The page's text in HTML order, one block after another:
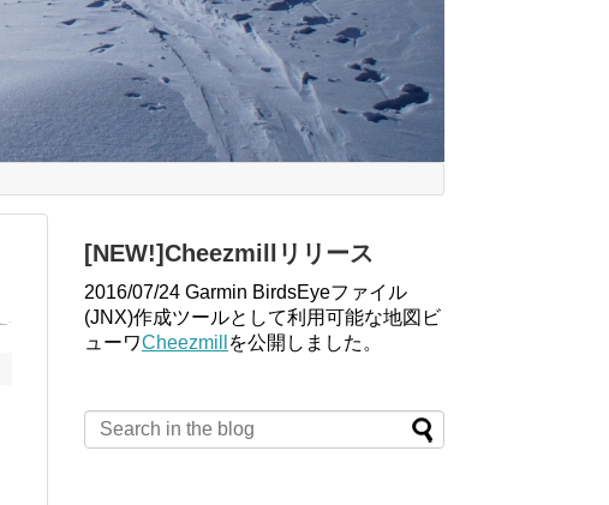
[NEW!]Cheezmillリリース
2016/07/24 Garmin BirdsEyeファイル
(JNX)作成ツールとして利用可能な地図ビ
ューワCheezmill を公開しました。